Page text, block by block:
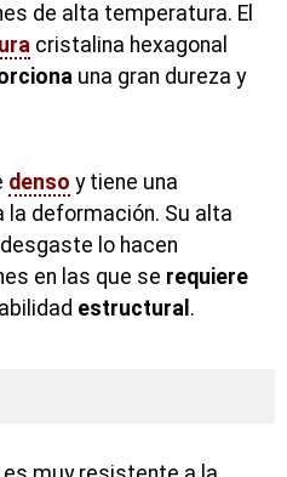
de alta temperatura. El
cristalina hexagonal
una gran dureza y
denso y tiene una
deformación. Su alta
lo hacen
en las que se requiere
estructural .